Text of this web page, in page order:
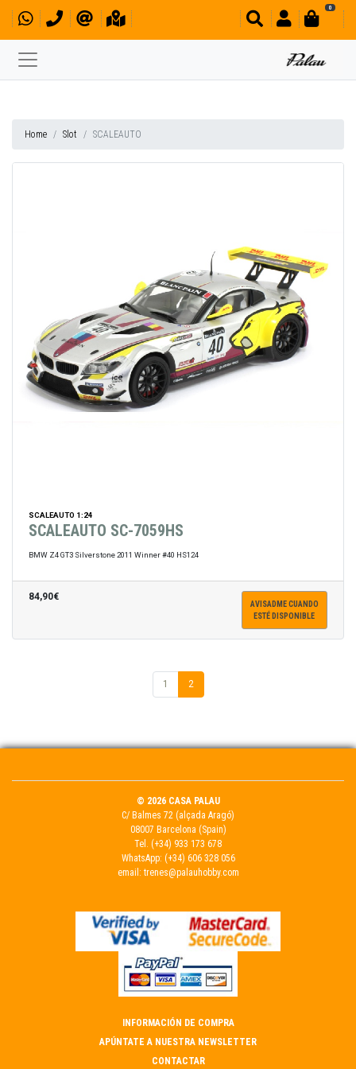
0
Home Slot SCALEAUTO
SCALEAUTO 1:24
SCALEAUTO SC-7059HS
BMW Z4 GT3 Silverstone 2011 Winner #40 HS124
84,90€
AVISADME CUANDO
ESTÉ DISPONIBLE
1 2
© 2026 CASA PALAU
C/ Balmes 72 (alçada Aragó)
08007 Barcelona (Spain)
Tel. (+34) 933 173 678
WhatsApp: (+34) 606 328 056
email: trenes@palauhobby.com
INFORMACIÓN DE COMPRA
APÚNTATE A NUESTRA NEWSLETTER
CONTACTAR